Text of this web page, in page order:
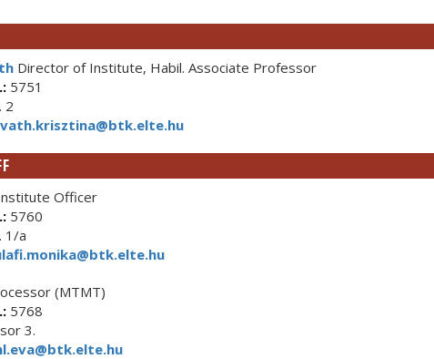
Director of Institute, Habil. Associate Professor
5751
2
Officer
5760
1/a
(MTMT)
5768
3.